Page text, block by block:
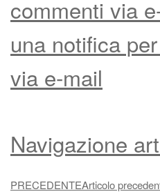
commenti via
una notifica
via e-mail
Navigazione
PRECEDENTEArticolo